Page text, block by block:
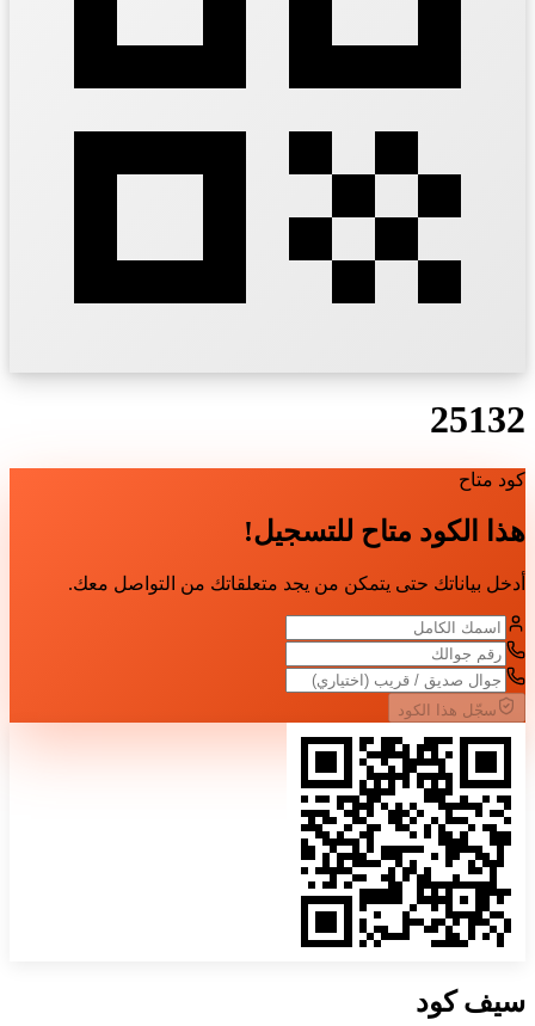
25132
كود متاح
هذا الكود متاح للتسجيل!
أدخل بياناتك حتى يتمكن من يجد متعلقاتك من التواصل معك.
سجّل هذا الكود
سيفكود